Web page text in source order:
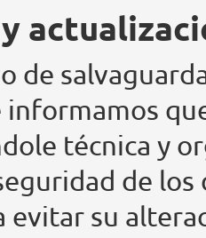
de
informamos
técnica y
de
evitar su